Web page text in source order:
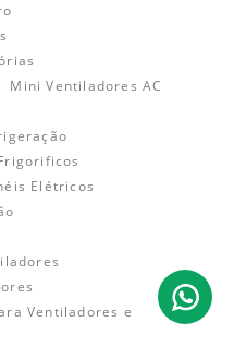
Mini Ventiladores AC
Elétricos
Ventiladores e